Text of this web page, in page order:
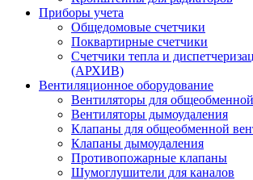
Приборы учета
Общедомовые счетчики
Поквартирные счетчики
Счетчики тепла и
(АРХИВ)
Вентиляционное оборудование
Вентиляторы для
Вентиляторы дымоудаления
Клапаны для общеобменной
Клапаны дымоудаления
Противопожарные клапаны
Шумоглушители для каналов